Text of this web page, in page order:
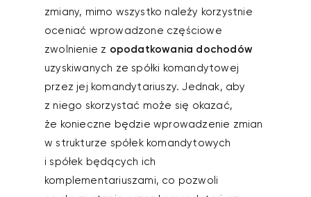
zmiany, mimo wszystko należy korzystnie
oceniać wprowadzone częściowe
zwolnienie z opodatkowania dochodów
uzyskiwanych ze spółki komandytowej
przez jej komandytariuszy. Jednak, aby
z niego skorzystać może się okazać,
że konieczne będzie wprowadzenie zmian
w strukturze spółek komandytowych
i spółek będących ich
komplementariuszami, co pozwoli